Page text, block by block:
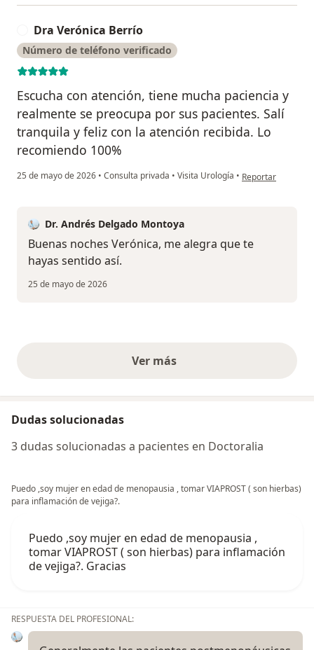
Dra Verónica Berrío
Número de teléfono verificado
Escucha con atención, tiene mucha paciencia y
realmente se preocupa por sus pacientes. Salí
tranquila y feliz con la atención recibida. Lo
recomiendo 100%
25 de mayo de 2026 • Consulta privada • Visita Urología • en opinión del
Reportar
Dr. Andrés Delgado Montoya
Buenas noches Verónica, me alegra que te
hayas sentido así.
25 de mayo de 2026
Ver másopiniones anteriores
Dudas solucionadas
3 dudas solucionadas a pacientes en Doctoralia
Puedo ,soy mujer en edad de menopausia , tomar VIAPROST ( son hierbas)
para inflamación de vejiga?.
Puedo ,soy mujer en edad de menopausia ,
tomar VIAPROST ( son hierbas) para inflamación
de vejiga?. Gracias
RESPUESTA DEL PROFESIONAL: